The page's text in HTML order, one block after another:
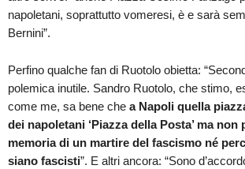
napoletani, soprattutto vomeresi, è e sarà
Bernini”.
Perfino qualche fan di Ruotolo obietta:
polemica inutile. Sandro Ruotolo, che stimo,
come me, sa bene che a Napoli quella
dei napoletani ‘Piazza della Posta’ ma non
memoria di un martire del fascismo né
siano fascisti”. E altri ancora: “Sono